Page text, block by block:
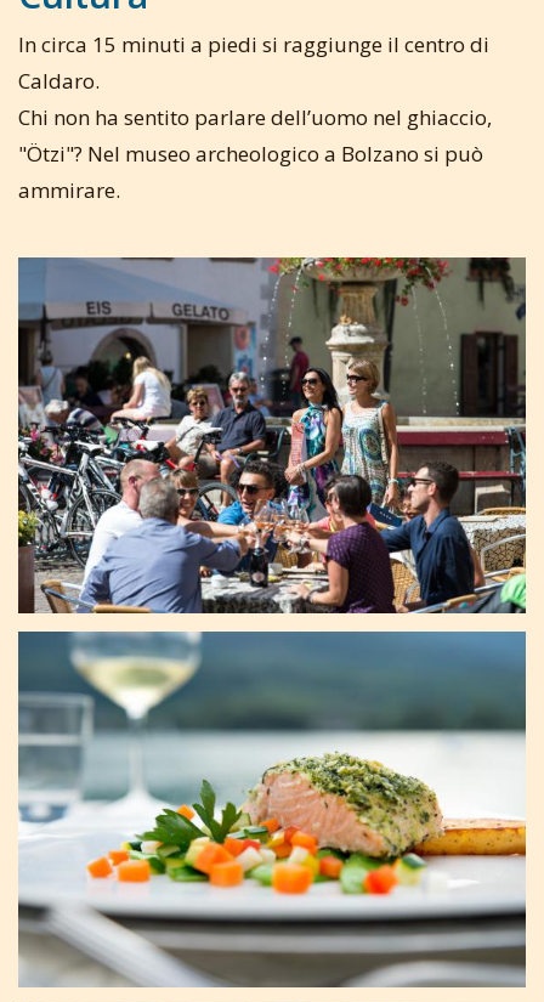
In circa 15 minuti a piedi si raggiunge il centro di
Caldaro.
Chi non ha sentito parlare dell’uomo nel ghiaccio,
"Ötzi"? Nel museo archeologico a Bolzano si può
ammirare.